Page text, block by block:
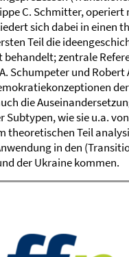
C. Schmitter,
sich dabei in einen
Teil die
zentrale
Schumpeter und
die
Subtypen, wie sie u.a.
theoretischen Teil
in den
der Ukraine kommen.